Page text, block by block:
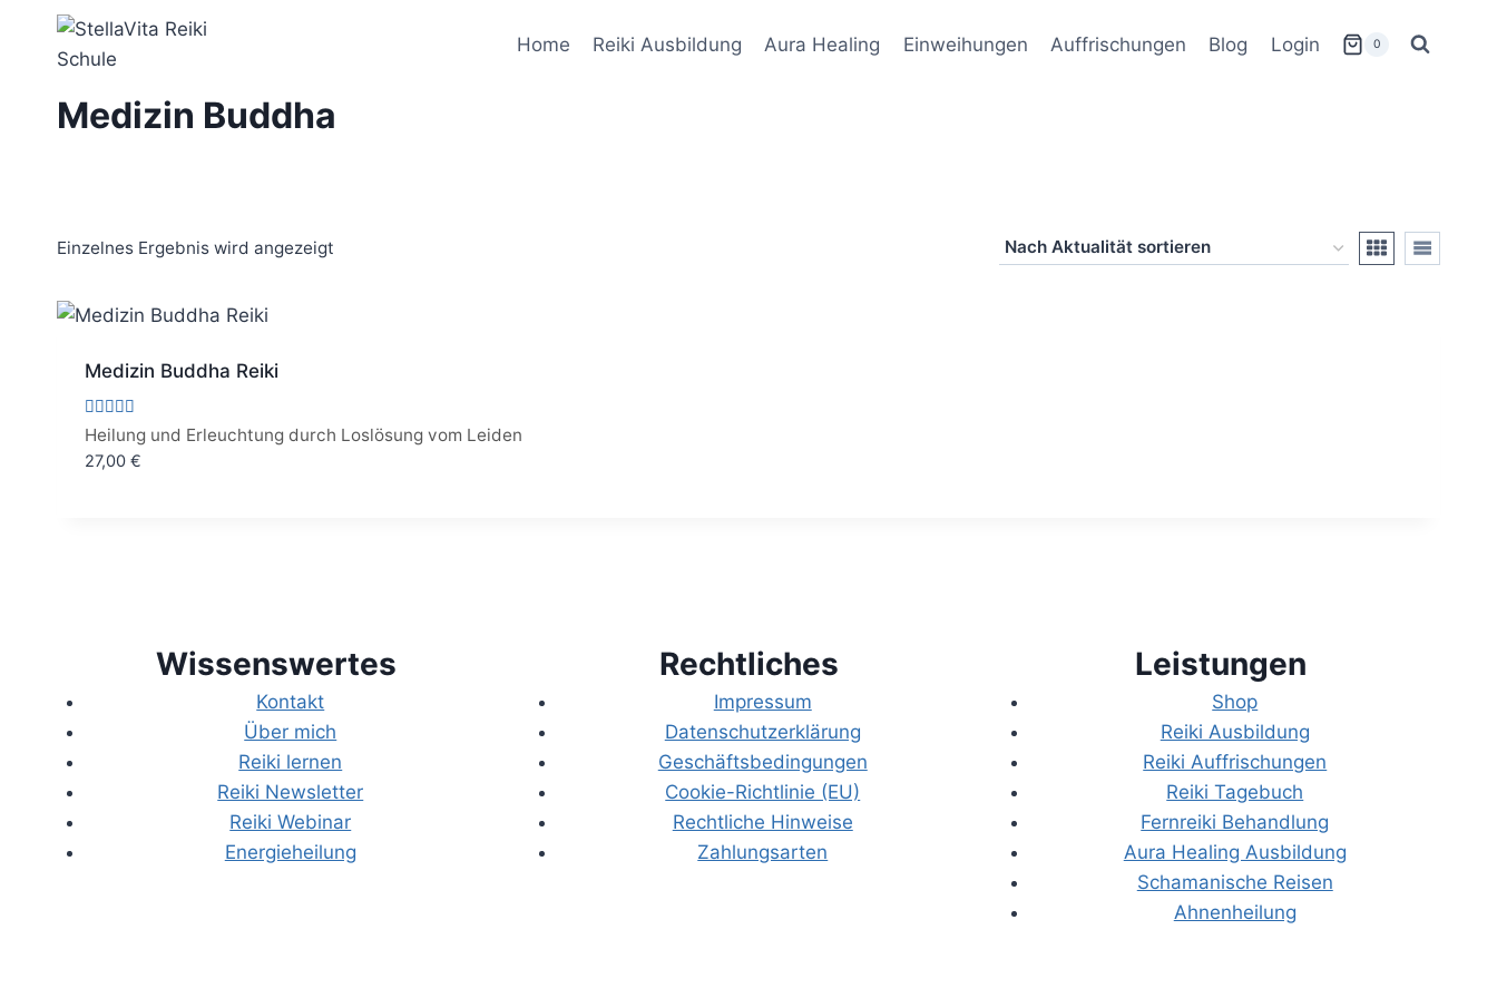
springen
Home Reiki Ausbildung Aura Healing Einweihungen Auffrischungen Blog Login 0
Medizin Buddha
Einzelnes Ergebnis wird angezeigt
Medizin Buddha Reiki
Bewertet
mit
5.00
Heilung und Erleuchtung durch Loslösung vom Leiden
27,00 €
Wissenswertes
Kontakt
Über mich
Reiki lernen
Reiki Newsletter
Reiki Webinar
Energieheilung
Rechtliches
Impressum
Datenschutzerklärung
Geschäftsbedingungen
Cookie-Richtlinie (EU)
Rechtliche Hinweise
Zahlungsarten
Leistungen
Shop
Reiki Ausbildung
Reiki Auffrischungen
Reiki Tagebuch
Fernreiki Behandlung
Aura Healing Ausbildung
Schamanische Reisen
Ahnenheilung